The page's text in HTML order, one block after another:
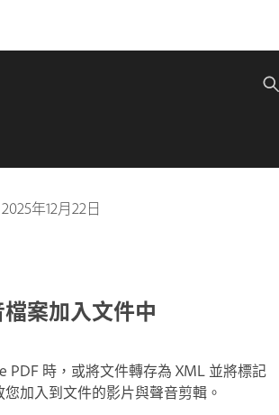
2025年12月22日
案加入文件中
PDF 時，或將文件轉存為 XML 並將標記
加入到文件的影片與聲音剪輯。